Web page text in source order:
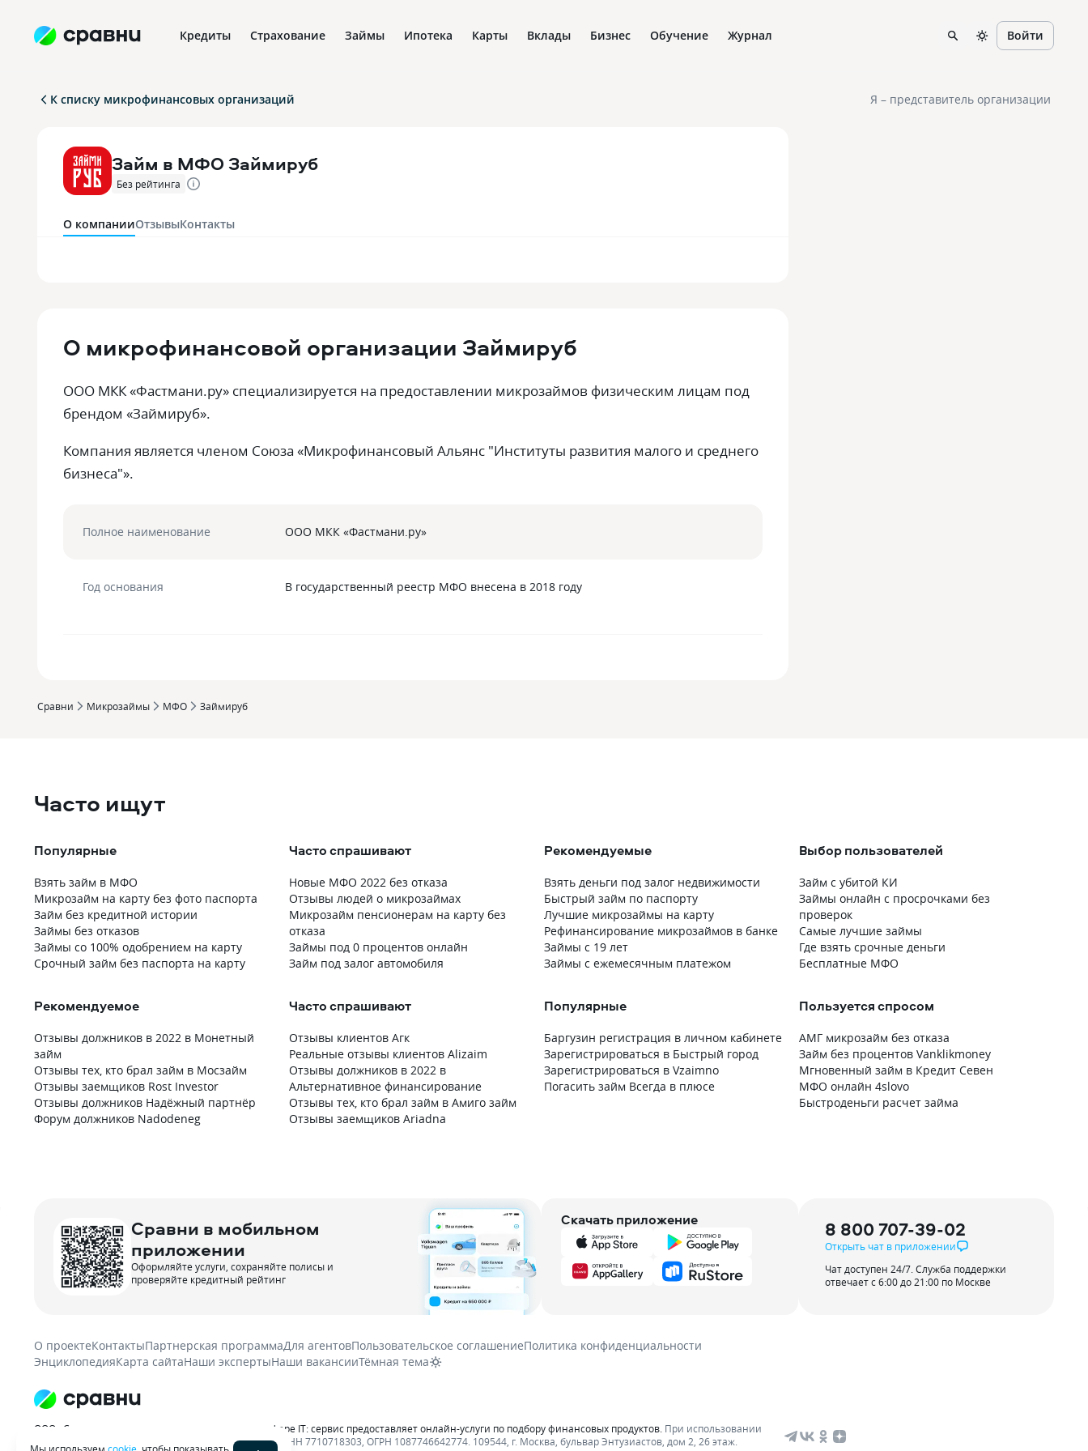
Кредиты Страхование Займы Ипотека Карты Вклады Бизнес Обучение Журнал Войти
К списку микрофинансовых организаций Я – представитель организации
Займ в МФО Займируб
Без рейтинга
О компанииОтзывыКонтакты
О микрофинансовой организации Займируб
ООО МКК «Фастмани.ру» специализируется на предоставлении микрозаймов физическим лицам под
брендом «Займируб».
Компания является членом Союза «Микрофинансовый Альянс "Институты развития малого и среднего
бизнеса"».
Полное наименование ООО МКК «Фастмани.ру»
Год основания В государственный реестр МФО внесена в 2018 году
Сравни Микрозаймы МФО Займируб
Часто ищут
Популярные
Взять займ в МФО
Микрозайм на карту без фото паспорта
Займ без кредитной истории
Займы без отказов
Займы со 100% одобрением на карту
Срочный займ без паспорта на карту
Часто спрашивают
Новые МФО 2022 без отказа
Отзывы людей о микрозаймах
Микрозайм пенсионерам на карту без
отказа
Займы под 0 процентов онлайн
Займ под залог автомобиля
Рекомендуемые
Взять деньги под залог недвижимости
Быстрый займ по паспорту
Лучшие микрозаймы на карту
Рефинансирование микрозаймов в банке
Займы с 19 лет
Займы с ежемесячным платежом
Выбор пользователей
Займ с убитой КИ
Займы онлайн с просрочками без
проверок
Самые лучшие займы
Где взять срочные деньги
Бесплатные МФО
Рекомендуемое
Отзывы должников в 2022 в Монетный
займ
Отзывы тех, кто брал займ в Мосзайм
Отзывы заемщиков Rost Investor
Отзывы должников Надёжный партнёр
Форум должников Nadodeneg
Часто спрашивают
Отзывы клиентов Агк
Реальные отзывы клиентов Alizaim
Отзывы должников в 2022 в
Альтернативное финансирование
Отзывы тех, кто брал займ в Амиго займ
Отзывы заемщиков Ariadna
Популярные
Баргузин регистрация в личном кабинете
Зарегистрироваться в Быстрый город
Зарегистрироваться в Vzaimno
Погасить займ Всегда в плюсе
Пользуется спросом
АМГ микрозайм без отказа
Займ без процентов Vanklikmoney
Мгновенный займ в Кредит Севен
МФО онлайн 4slovo
Быстроденьги расчет займа
Сравни в мобильном
приложении
Оформляйте услуги, сохраняйте полисы и
проверяйте кредитный рейтинг
Скачать приложение 8 800 707-39-02
Открыть чат в приложении
Чат доступен 24/7. Служба поддержки
отвечает с 6:00 до 21:00 по Москве
О проектеКонтактыПартнерская программаДля агентовПользовательское соглашениеПолитика конфиденциальности
ЭнциклопедияКарта сайтаНаши экспертыНаши вакансииТёмная тема
ООО «Сравни.ру» осуществляет деятельность в сфере IT: сервис предоставляет онлайн-услуги по подбору финансовых продуктов. При использовании
материалов гиперссылка на sravni.ru обязательна. ИНН 7710718303, ОГРН 1087746642774. 109544, г. Москва, бульвар Энтузиастов, дом 2, 26 этаж.